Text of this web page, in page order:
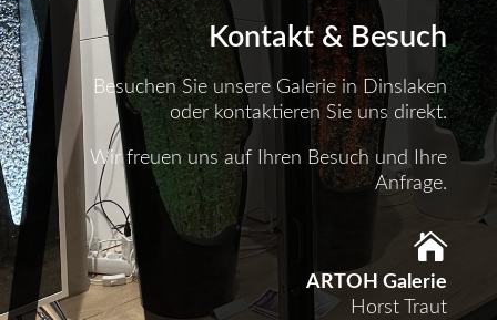
Kontakt & Besuch
Besuchen Sie unsere Galerie in Dinslaken
oder kontaktieren Sie uns direkt.
Wir freuen uns auf Ihren Besuch und Ihre
Anfrage.

ARTOH Galerie
Horst Traut